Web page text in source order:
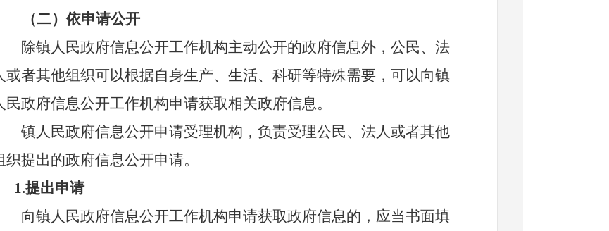
（二）依申请公开
除镇人民政府信息公开工作机构主动公开的政府信息外，公民、法
或者其他组织可以根据自身生产、生活、科研等特殊需要，可以向镇
民政府信息公开工作机构申请获取相关政府信息。
镇人民政府信息公开申请受理机构，负责受理公民、法人或者其他
织提出的政府信息公开申请。
1.提出申请
向镇人民政府信息公开工作机构申请获取政府信息的，应当书面填